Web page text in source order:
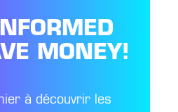
MONEY!
à découvrir les